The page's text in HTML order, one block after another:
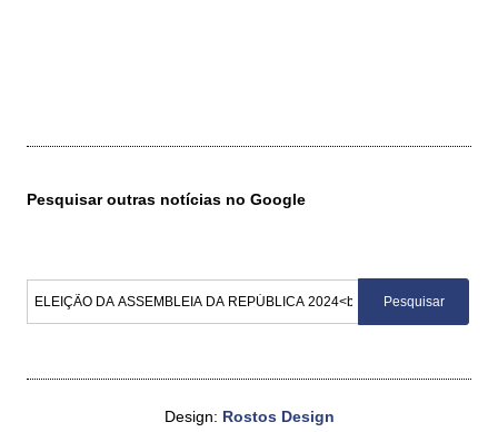
Pesquisar outras notícias no Google
Design: Rostos Design